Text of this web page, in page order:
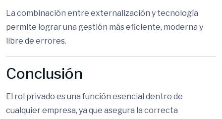
La combinación entre externalización y tecnología
permite lograr una gestión más eficiente, moderna y
libre de errores.
Conclusión
El rol privado es una función esencial dentro de
cualquier empresa, ya que asegura la correcta